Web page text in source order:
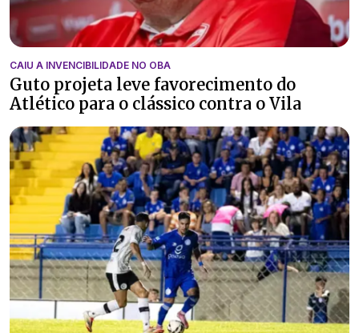
CAIU A INVENCIBILIDADE NO OBA
Guto projeta leve favorecimento do
Atlético para o clássico contra o Vila